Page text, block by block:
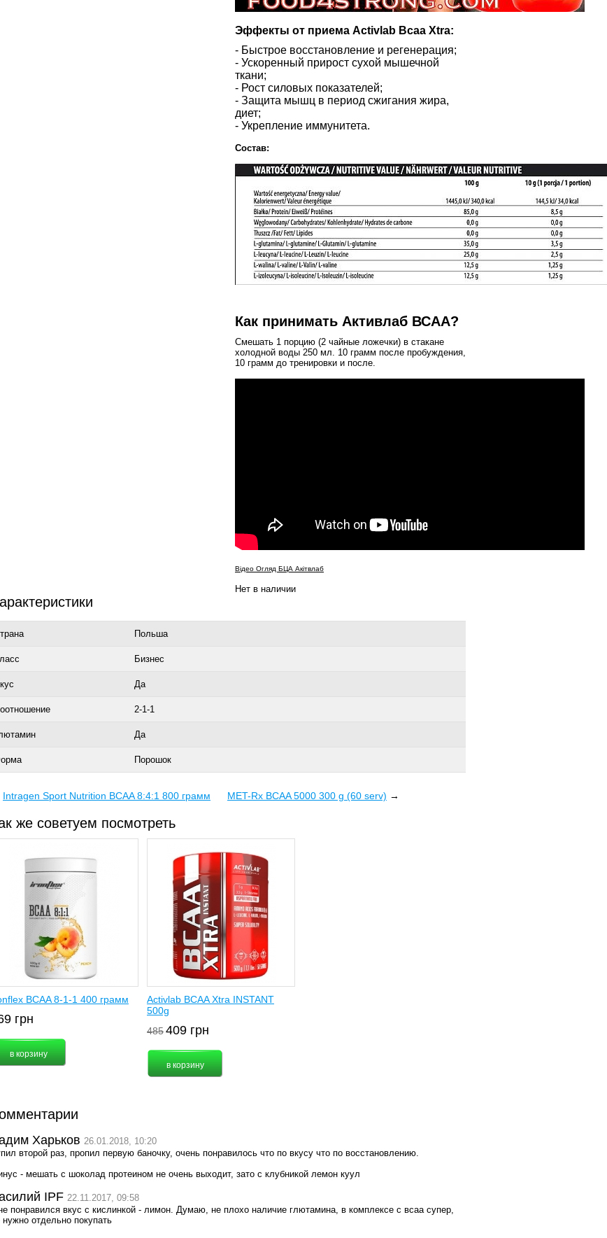
Эффекты от приема Activlab Bcaa Xtra:
- Быстрое восстановление и регенерация;
- Ускоренный прирост сухой мышечной
ткани;
- Рост силовых показателей;
- Защита мышц в период сжигания жира,
диет;
- Укрепление иммунитета.
Состав:
Как принимать Активлаб ВСАА?
Смешать 1 порцию (2 чайные ложечки) в стакане
холодной воды 250 мл. 10 грамм после пробуждения,
10 грамм до тренировки и после.
Відео Огляд БЦА Акітвлаб
Нет в наличии
Польша
Бизнес
Да
2-1-1
Да
Порошок
Intragen Sport Nutrition BCAA 8:4:1 800 грамм MET-Rx BCAA 5000 300 g (60 serv) →
же советуем посмотреть
BCAA 8-1-1 400 грамм
грн
Activlab BCAA Xtra INSTANT
500g
485409 грн
Харьков 26.01.2018, 10:20
второй раз, пропил первую баночку, очень понравилось что по вкусу что по восстановлению.
- мешать с шоколад протеином не очень выходит, зато с клубникой лемон куул
IPF 22.11.2017, 09:58
понравился вкус с кислинкой - лимон. Думаю, не плохо наличие глютамина, в комплексе с всаа супер,
нужно отдельно покупать